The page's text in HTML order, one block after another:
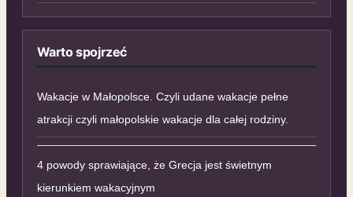
Warto spojrzeć
Wakacje w Małopolsce. Czyli udane wakacje pełne
atrakcji czyli małopolskie wakacje dla całej rodziny.
4 powody sprawiające, że Grecja jest świetnym
kierunkiem wakacyjnym